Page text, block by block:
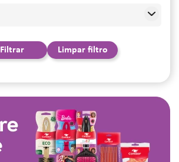
Filtrar Limpar filtro